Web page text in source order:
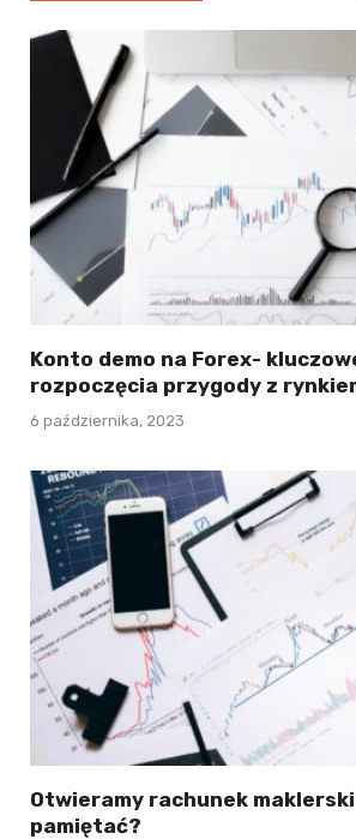
Konto demo na Forex-
rozpoczęcia przygody z
6 października, 2023
Otwieramy rachunek maklerski
pamiętać?